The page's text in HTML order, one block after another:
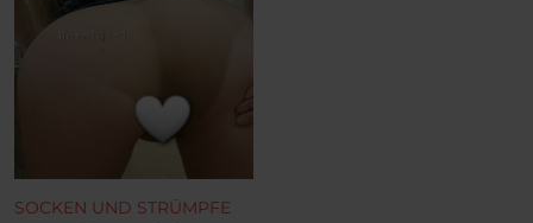
SOCKEN UND STRÜMPFE